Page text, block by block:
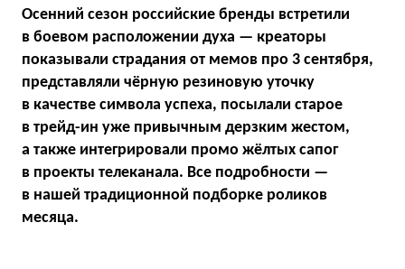
Осенний сезон российские бренды встретили
в боевом расположении духа — креаторы
показывали страдания от мемов про 3 сентября,
представляли чёрную резиновую уточку
в качестве символа успеха, посылали старое
в трейд-ин уже привычным дерзким жестом,
а также интегрировали промо жёлтых сапог
в проекты телеканала. Все подробности —
в нашей традиционной подборке роликов
месяца.